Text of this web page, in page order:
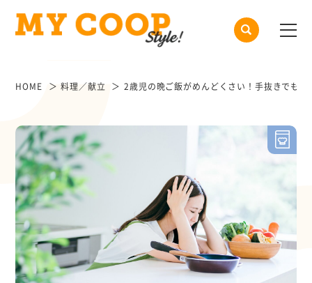
HOME 料理／献立 2歳児の晩ご飯がめんどくさい！手抜きでも